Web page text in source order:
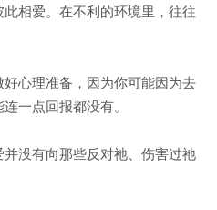
相爱。在不利的环境里，往往
心理准备，因为你可能因为去
一点回报都没有。
没有向那些反对祂、伤害过祂